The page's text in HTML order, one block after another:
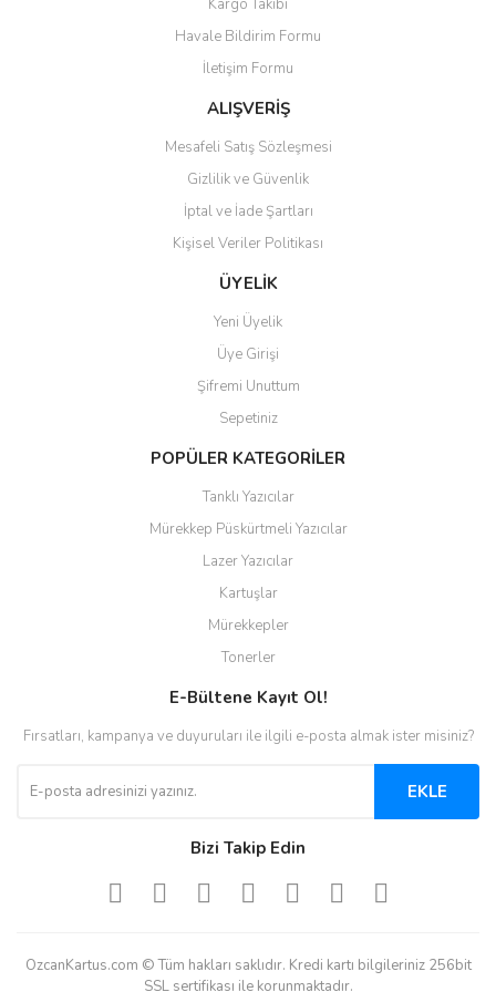
Ürün açıklamasında eksik bilgiler bulunuyor.
Ürün bilgilerinde hatalar bulunuyor.
Ürün fiyatı diğer sitelerden daha pahalı.
Bu ürüne benzer farklı alternatifler olmalı.
Gönder
Kargo Takibi
Havale Bildirim Formu
İletişim Formu
ALIŞVERİŞ
Mesafeli Satış Sözleşmesi
Gizlilik ve Güvenlik
İptal ve İade Şartları
Kişisel Veriler Politikası
ÜYELİK
Yeni Üyelik
Üye Girişi
Şifremi Unuttum
Sepetiniz
POPÜLER KATEGORİLER
Tanklı Yazıcılar
Mürekkep Püskürtmeli Yazıcılar
Lazer Yazıcılar
Kartuşlar
Mürekkepler
Tonerler
E-Bültene Kayıt Ol!
Fırsatları, kampanya ve duyuruları ile ilgili e-posta almak ister misiniz?
EKLE
Bizi Takip Edin
OzcanKartus.com © Tüm hakları saklıdır. Kredi kartı bilgileriniz 256bit
SSL sertifikası ile korunmaktadır.